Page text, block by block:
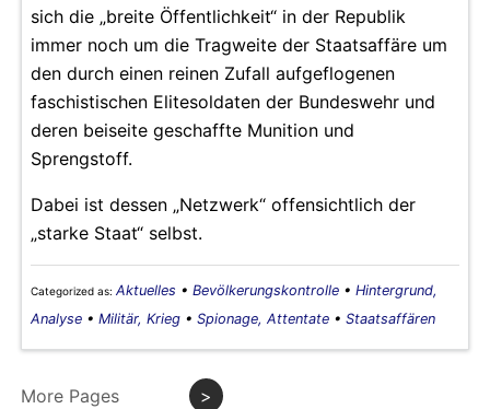
sich die „breite Öffentlichkeit“ in der Republik
immer noch um die Tragweite der Staatsaffäre um
den durch einen reinen Zufall aufgeflogenen
faschistischen Elitesoldaten der Bundeswehr und
deren beiseite geschaffte Munition und
Sprengstoff.
Dabei ist dessen „Netzwerk“ offensichtlich der
„starke Staat“ selbst.
Categorized as: Aktuelles • Bevölkerungskontrolle • Hintergrund,
Analyse • Militär, Krieg • Spionage, Attentate • Staatsaffären
More Pages >